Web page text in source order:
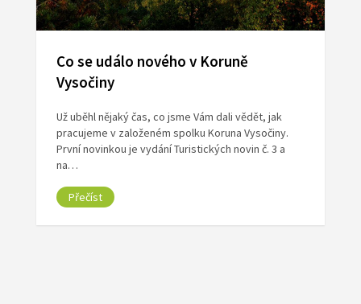
Co se událo nového v Koruně
Vysočiny
Už uběhl nějaký čas, co jsme Vám dali vědět, jak
pracujeme v založeném spolku Koruna Vysočiny.
První novinkou je vydání Turistických novin č. 3 a
na…
Přečíst